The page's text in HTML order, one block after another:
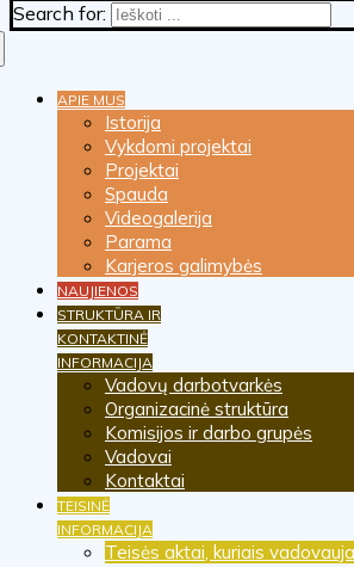
Search for:
APIE MUS
Istorija
Vykdomi projektai
Projektai
Spauda
Videogalerija
Parama
Karjeros galimybės
NAUJIENOS
STRUKTŪRA IR
KONTAKTINĖ
INFORMACIJA
Vadovų darbotvarkės
Organizacinė struktūra
Komisijos ir darbo grupės
Vadovai
Kontaktai
TEISINĖ
INFORMACIJA
Teisės aktai, kuriais